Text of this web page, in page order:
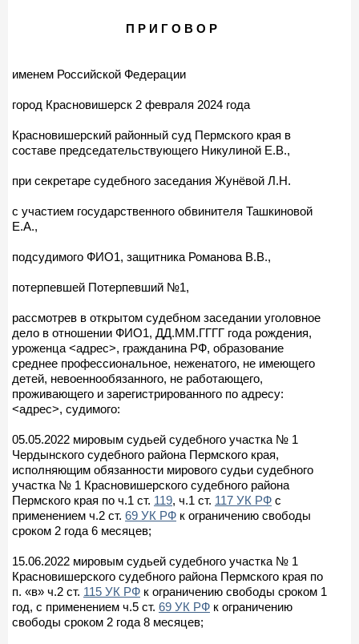
П Р И Г О В О Р
именем Российской Федерации
город Красновишерск 2 февраля 2024 года
Красновишерский районный суд Пермского края в
составе председательствующего Никулиной Е.В.,
при секретаре судебного заседания Жунёвой Л.Н.
с участием государственного обвинителя Ташкиновой
Е.А.,
подсудимого ФИО1, защитника Романова В.В.,
потерпевшей Потерпевший №1,
рассмотрев в открытом судебном заседании уголовное
дело в отношении ФИО1, ДД.ММ.ГГГГ года рождения,
уроженца <адрес>, гражданина РФ, образование
среднее профессиональное, неженатого, не имеющего
детей, невоеннообязанного, не работающего,
проживающего и зарегистрированного по адресу:
<адрес>, судимого:
05.05.2022 мировым судьей судебного участка № 1
Чердынского судебного района Пермского края,
исполняющим обязанности мирового судьи судебного
участка № 1 Красновишерского судебного района
Пермского края по ч.1 ст. 119, ч.1 ст. 117 УК РФ с
применением ч.2 ст. 69 УК РФ к ограничению свободы
сроком 2 года 6 месяцев;
15.06.2022 мировым судьей судебного участка № 1
Красновишерского судебного района Пермского края по
п. «в» ч.2 ст. 115 УК РФ к ограничению свободы сроком 1
год, с применением ч.5 ст. 69 УК РФ к ограничению
свободы сроком 2 года 8 месяцев;